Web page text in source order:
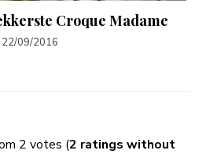
Croque Madame
22/09/2016
2 votes (2 ratings without